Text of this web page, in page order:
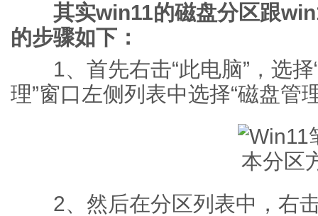
其实win11的磁盘分区跟
的步骤如下：
1、首先右击“此电脑”，选择“
理”窗口左侧列表中选择“磁盘管
2、然后在分区列表中，右击